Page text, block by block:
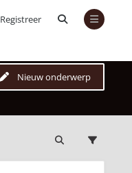
Registreer
Nieuw onderwerp